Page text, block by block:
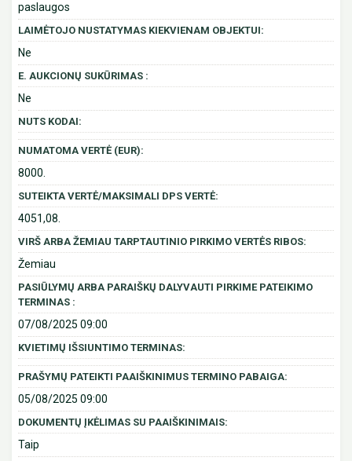
paslaugos
LAIMĖTOJO NUSTATYMAS KIEKVIENAM OBJEKTUI:
Ne
E. AUKCIONŲ SUKŪRIMAS :
Ne
NUTS KODAI:
NUMATOMA VERTĖ (EUR):
8000.
SUTEIKTA VERTĖ/MAKSIMALI DPS VERTĖ:
4051,08.
VIRŠ ARBA ŽEMIAU TARPTAUTINIO PIRKIMO VERTĖS RIBOS:
Žemiau
PASIŪLYMŲ ARBA PARAIŠKŲ DALYVAUTI PIRKIME PATEIKIMO
TERMINAS :
07/08/2025 09:00
KVIETIMŲ IŠSIUNTIMO TERMINAS:
PRAŠYMŲ PATEIKTI PAAIŠKINIMUS TERMINO PABAIGA:
05/08/2025 09:00
DOKUMENTŲ ĮKĖLIMAS SU PAAIŠKINIMAIS:
Taip